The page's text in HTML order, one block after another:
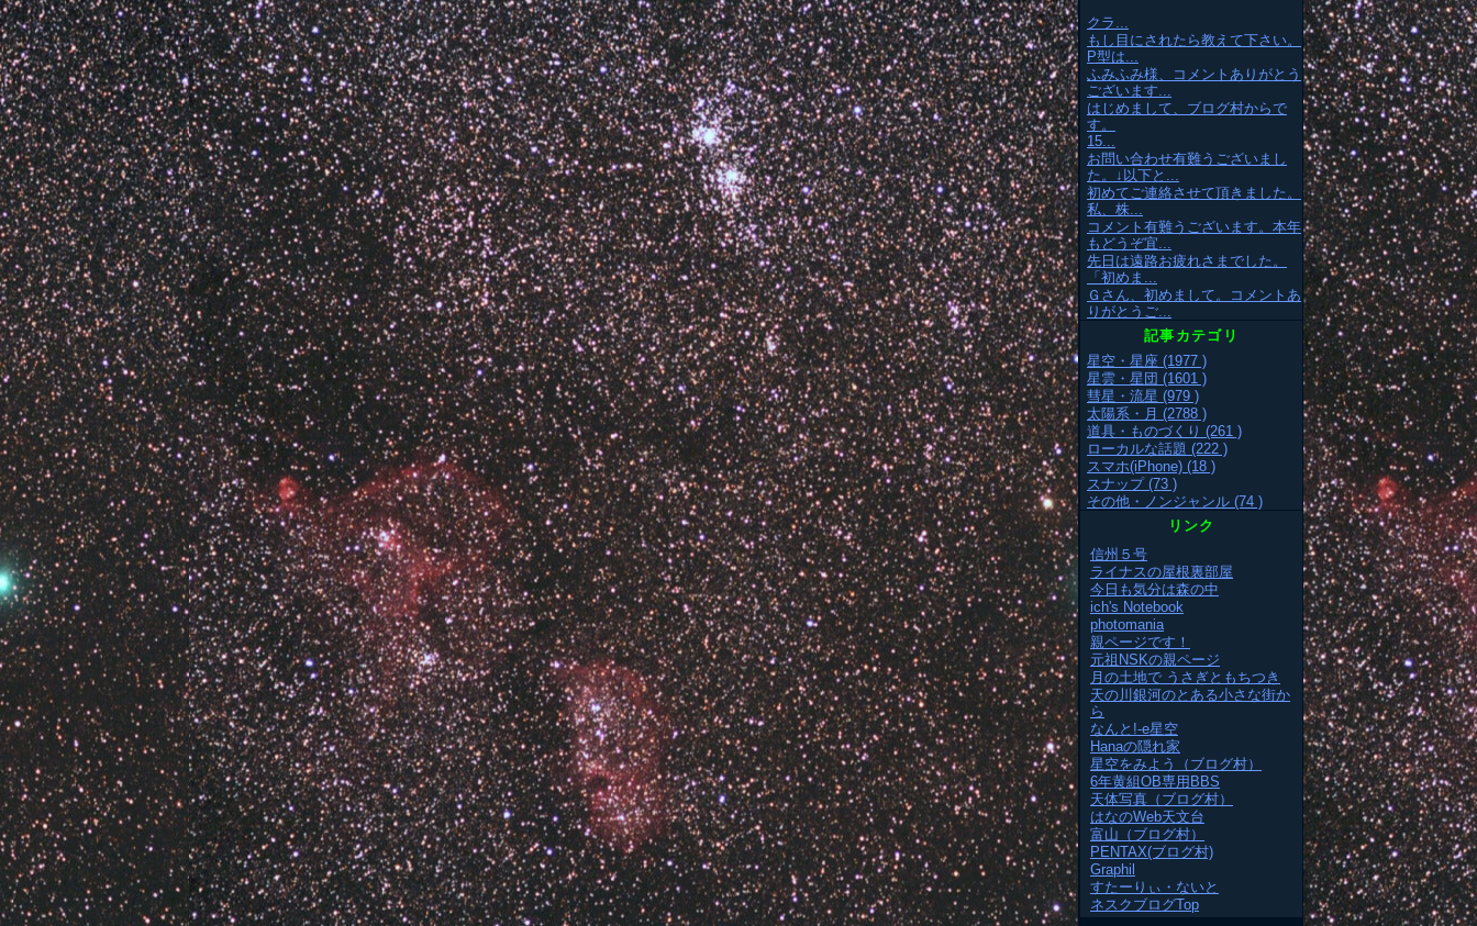
クラ...
もし目にされたら教えて下さい。
P型は...
ふみふみ様、コメントありがとう
ございます...
はじめまして、ブログ村からで
す。
15...
お問い合わせ有難うございまし
た。↓以下と...
初めてご連絡させて頂きました。
私、株...
コメント有難うございます。本年
もどうぞ宜...
先日は遠路お疲れさまでした。
「初めま...
Ｇさん、初めまして。コメントあ
りがとうご...
記事カテゴリ
星空・星座 (1977 )
星雲・星団 (1601 )
彗星・流星 (979 )
太陽系・月 (2788 )
道具・ものづくり (261 )
ローカルな話題 (222 )
スマホ(iPhone) (18 )
スナップ (73 )
その他・ノンジャンル (74 )
リンク
信州５号
ライナスの屋根裏部屋
今日も気分は森の中
ich's Notebook
photomania
親ページです！
元祖NSKの親ページ
月の土地で うさぎともちつき
天の川銀河のとある小さな街か
ら
なんと!-e星空
Hanaの隠れ家
星空をみよう（ブログ村）
6年黄組OB専用BBS
天体写真（ブログ村）
はなのWeb天文台
富山（ブログ村）
PENTAX(ブログ村)
Graphil
すたーりぃ・ないと
ネスクブログTop